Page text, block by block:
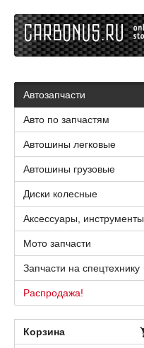
Автозапчасти
Авто по запчастям
Автошины легковые
Автошины грузовые
Диски колесные
Аксессуары, инструменты
Мото запчасти
Запчасти на спецтехнику
Распродажа!
Корзина